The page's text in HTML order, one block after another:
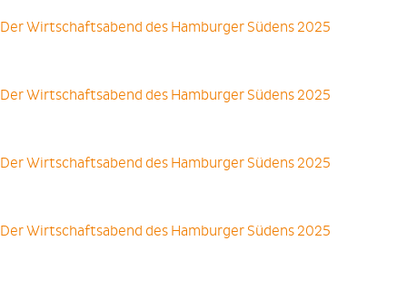
Der Wirtschaftsabend des Hamburger Südens 2025
Der Wirtschaftsabend des Hamburger Südens 2025
Der Wirtschaftsabend des Hamburger Südens 2025
Der Wirtschaftsabend des Hamburger Südens 2025